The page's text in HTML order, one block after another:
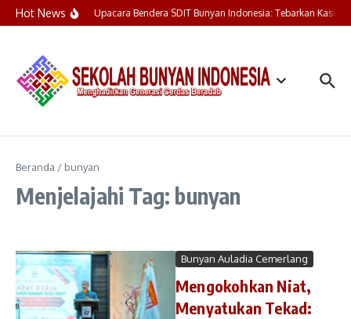
Lewati ke konten
Hot News Upacara Bendera SDIT Bunyan Indonesia: Tebarkan Kasih,
Beranda / bunyan
Menjelajahi Tag: bunyan
Bunyan Auladia Cemerlang
Mengokohkan Niat,
Menyatukan Tekad: